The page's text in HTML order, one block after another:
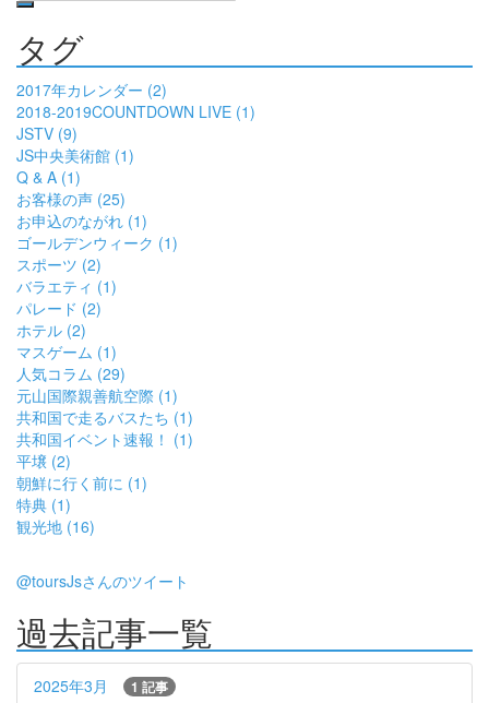
タグ
2017年カレンダー (2)
2018-2019COUNTDOWN LIVE (1)
JSTV (9)
JS中央美術館 (1)
Q & A (1)
お客様の声 (25)
お申込のながれ (1)
ゴールデンウィーク (1)
スポーツ (2)
バラエティ (1)
パレード (2)
ホテル (2)
マスゲーム (1)
人気コラム (29)
元山国際親善航空際 (1)
共和国で走るバスたち (1)
共和国イベント速報！ (1)
平壌 (2)
朝鮮に行く前に (1)
特典 (1)
観光地 (16)
@toursJsさんのツイート
過去記事一覧
2025年3月 1 記事